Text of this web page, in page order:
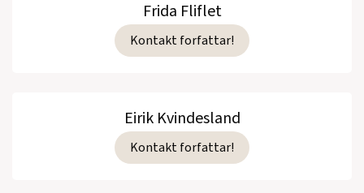
Frida Fliflet
Kontakt forfattar!
Eirik Kvindesland
Kontakt forfattar!